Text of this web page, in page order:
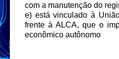
com a manutenção do
e) está vinculado à
frente à ALCA, que o
econômico autônomo